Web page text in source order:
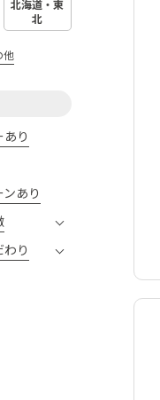
北海道・東
北
他
あり
あり
り